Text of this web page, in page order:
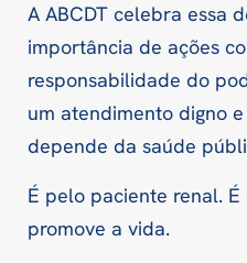
A ABCDT celebra essa
importância de ações
responsabilidade do
um atendimento digno
depende da saúde
É pelo paciente renal.
promove a vida.